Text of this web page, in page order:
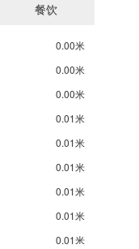
餐饮
0.00米
0.00米
0.00米
0.01米
0.01米
0.01米
0.01米
0.01米
0.01米